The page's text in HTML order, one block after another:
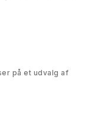
på et udvalg af